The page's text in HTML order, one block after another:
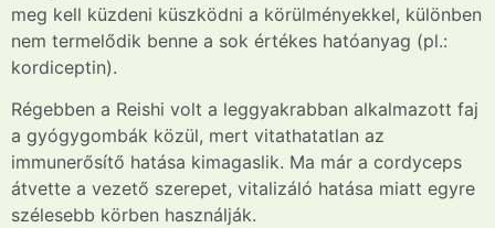
meg kell küzdeni küszködni a körülményekkel, különben
nem termelődik benne a sok értékes hatóanyag (pl.:
kordiceptin).
Régebben a Reishi volt a leggyakrabban alkalmazott faj
a gyógygombák közül, mert vitathatatlan az
immunerősítő hatása kimagaslik. Ma már a cordyceps
átvette a vezető szerepet, vitalizáló hatása miatt egyre
szélesebb körben használják.